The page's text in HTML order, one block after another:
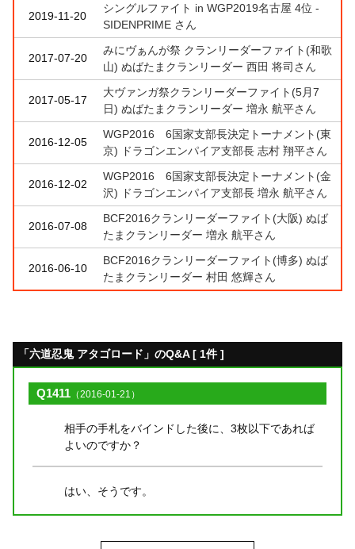
2019-11-20
シングルファイト in WGP2019名古屋 4位 -
SIDENPRIME さん
2017-07-20
みにヴぁんが祭 クランリーダーファイト(和歌
山) ぬばたまクランリーダー 西田 将司さん
2017-05-17
大ヴァンガ祭クランリーダーファイト(5月7
日) ぬばたまクランリーダー 増永 航平さん
2016-12-05
WGP2016 6国家支部長決定トーナメント(東
京) ドラゴンエンパイア支部長 志村 翔平さん
2016-12-02
WGP2016 6国家支部長決定トーナメント(金
沢) ドラゴンエンパイア支部長 増永 航平さん
2016-07-08
BCF2016クランリーダーファイト(大阪) ぬば
たまクランリーダー 増永 航平さん
2016-06-10
BCF2016クランリーダーファイト(博多) ぬば
たまクランリーダー 村田 悠輝さん
「六道忍鬼 アタゴロード」のQ&A [ 1件 ]
Q1411 （2016-01-21）
相手の手札をバインドした後に、3枚以下であれば
よいのですか？
はい、そうです。